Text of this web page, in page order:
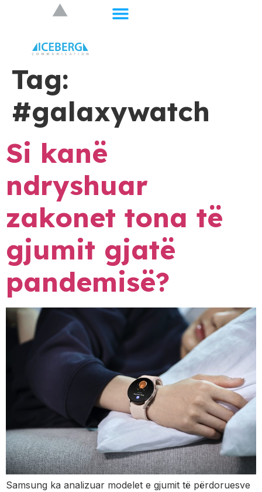
Tag:
#galaxywatch
Si kanë
ndryshuar
zakonet tona të
gjumit gjatë
pandemisë?
Samsung ka analizuar modelet e gjumit të përdoruesve